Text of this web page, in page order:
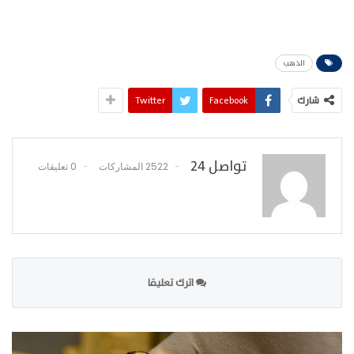
الذهب
شارك Facebook
Twitter
تواصل 24 2522 المشاركات 0 تعليقات
اترك تعليقا